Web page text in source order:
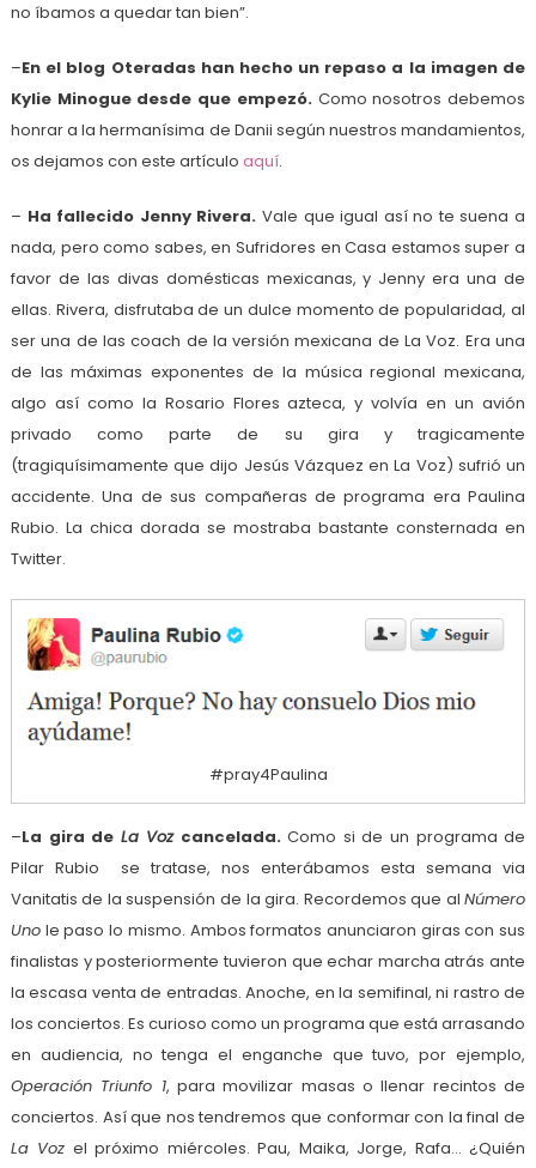
no íbamos a quedar tan bien”.
–En el blog Oteradas han hecho un repaso a la imagen de
Kylie Minogue desde que empezó.Como nosotros debemos
honrar a la hermanísima de Danii según nuestros mandamientos,
os dejamos con este artículo aquí.
– Ha fallecido Jenny Rivera. Vale que igual así no te suena a
nada, pero como sabes, en Sufridores en Casa estamos super a
favor de las divas domésticas mexicanas, y Jenny era una de
ellas. Rivera, disfrutaba de un dulce momento de popularidad, al
ser una de las coach de la versión mexicana de La Voz. Era una
de las máximas exponentes de la música regional mexicana,
algo así como la Rosario Flores azteca, y volvía en un avión
privado como parte de su gira y tragicamente
(tragiquísimamente que dijo Jesús Vázquez en La Voz) sufrió un
accidente. Una de sus compañeras de programa era Paulina
Rubio. La chica dorada se mostraba bastante consternada en
Twitter.
#pray4Paulina
–La gira de La Vozcancelada.Como si de un programa de
Pilar Rubio se tratase, nos enterábamos esta semana via
Vanitatis de la suspensión de la gira. Recordemos que alNúmero
Unole paso lo mismo. Ambos formatos anunciaron giras con sus
finalistas y posteriormente tuvieron que echar marcha atrás ante
la escasa venta de entradas. Anoche, en la semifinal, ni rastro de
los conciertos. Es curioso como un programa que está arrasando
en audiencia, no tenga el enganche que tuvo, por ejemplo,
Operación Triunfo 1, para movilizar masas o llenar recintos de
conciertos. Así que nos tendremos que conformar con la final de
La Voz el próximo miércoles. Pau, Maika, Jorge, Rafa… ¿Quién